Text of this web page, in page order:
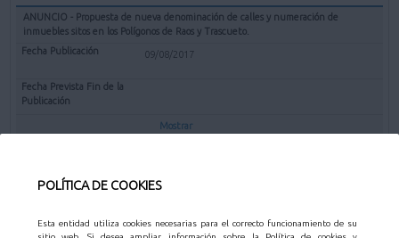
POLÍTICA DE COOKIES
Esta entidad utiliza cookies necesarias para el correcto funcionamiento de su
ANUNCIO - Propuesta de nueva denominación de calles y numeración de
inmuebles sitos en los Polígonos de Raos y Trascueto.
09/08/2017
Mostrar